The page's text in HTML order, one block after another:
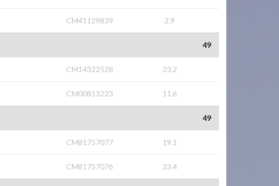
CM41129839 2.9
49
CM14322528 23.2
CM00813223 11.6
49
CM81757077 19.1
CM81757076 33.4